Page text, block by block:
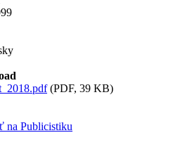
(PDF, 39 KB)
na Publicistiku